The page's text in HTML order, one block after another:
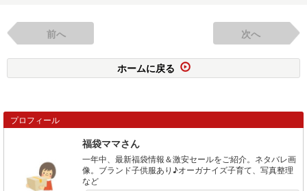
前へ 次へ
ホームに戻る
プロフィール
福袋ママさん
一年中、最新福袋情報＆激安セールをご紹介。ネタバレ画
像。ブランド子供服あり♪オーガナイズ子育て、写真整理
など